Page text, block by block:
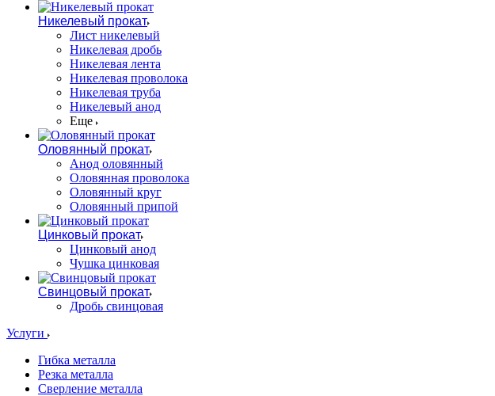
Никелевый прокат
Лист никелевый
Никелевая дробь
Никелевая лента
Никелевая проволока
Никелевая труба
Никелевый анод
Еще
Оловянный прокат
Анод оловянный
Оловянная проволока
Оловянный круг
Оловянный припой
Цинковый прокат
Цинковый анод
Чушка цинковая
Свинцовый прокат
Дробь свинцовая
Услуги
Гибка металла
Резка металла
Сверление металла